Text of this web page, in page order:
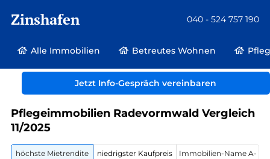
Zinshafen 040 - 524 757 190
Alle Immobilien Betreutes Wohnen
Jetzt Info-Gespräch vereinbaren
Betreutes Wohnen und Pflegeimmobilien
Deutschland
Radevormwald
Pflegeimmobilien Radevormwald Vergleich
11/2025
höchste Mietrendite
niedrigster Kaufpreis
Immobilien-Name A-